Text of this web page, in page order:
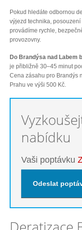
Pokud hledáte odbornou
výjezd technika,
provádíme rychle,
provozovny.
Do Brandýsa nad Labem
je přibližně 30–45 minut
Cena zásahu pro Brandýs
Prahu ve výši 500 Kč.
nabídku
Vaši poptávku